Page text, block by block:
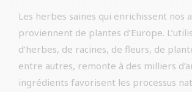
Les herbes saines qui enrichissent nos
proviennent de plantes d’Europe.
d’herbes, de racines, de fleurs, de
entre autres, remonte à des milliers
ingrédients favorisent les processus